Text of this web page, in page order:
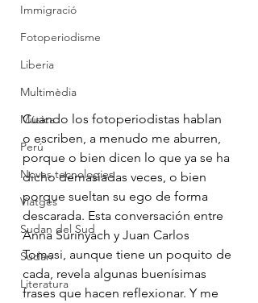
Immigració
Fotoperiodisme
Liberia
Multimèdia
Música
Perú
Noves tecnologies
Viatges
Sudan del Sud
Sudan
Literatura
Cuando los fotoperiodistas hablan
o escriben, a menudo me aburren,
porque o bien dicen lo que ya se ha
dicho demasiadas veces, o bien
porque sueltan su ego de forma
descarada. Esta conversación entre
Anna Surinyach y Juan Carlos
Tomasi, aunque tiene un poquito de
cada, revela algunas buenísimas
frases que hacen reflexionar. Y me